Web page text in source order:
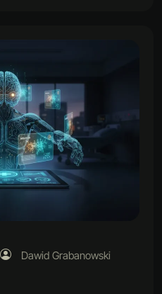
Dawid Grabanowski